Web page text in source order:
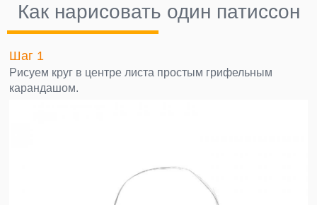
Как нарисовать один патиссон
Шаг 1
Рисуем круг в центре листа простым грифельным
карандашом.